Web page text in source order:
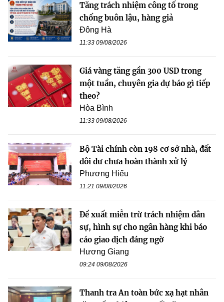
Tăng trách nhiệm công tố trong
chống buôn lậu, hàng giả
Đông Hà
11:33 09/08/2026
Giá vàng tăng gần 300 USD trong
một tuần, chuyên gia dự báo gì tiếp
theo?
Hòa Bình
11:33 09/08/2026
Bộ Tài chính còn 198 cơ sở nhà, đất
dôi dư chưa hoàn thành xử lý
Phương Hiếu
11:21 09/08/2026
Đề xuất miễn trừ trách nhiệm dân
sự, hình sự cho ngân hàng khi báo
cáo giao dịch đáng ngờ
Hương Giang
09:24 09/08/2026
Thanh tra An toàn bức xạ hạt nhân